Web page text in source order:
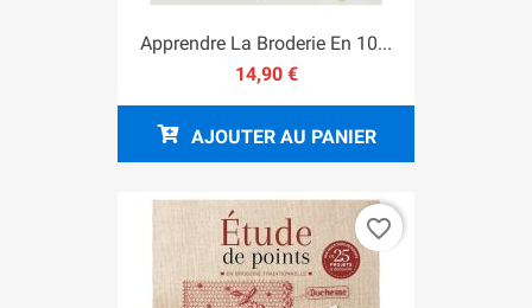
Apprendre La Broderie En 10...
14,90 €
AJOUTER AU PANIER
favorite_border